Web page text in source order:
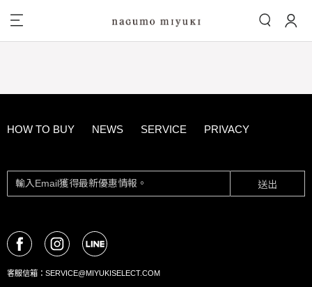
HOW TO BUY NEWS SERVICE PRIVACY
送出
客服信箱： SERVICE@MIYUKISELECT.COM